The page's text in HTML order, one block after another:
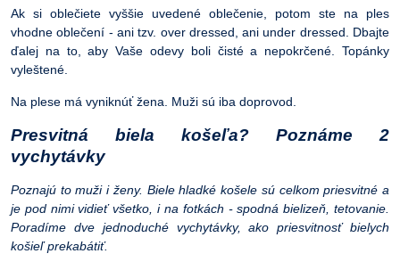
Ak si oblečiete vyššie uvedené oblečenie, potom ste na ples
vhodne oblečení - ani tzv. over dressed, ani under dressed. Dbajte
ďalej na to, aby Vaše odevy boli čisté a nepokrčené. Topánky
vyleštené.
Na plese má vyniknúť žena. Muži sú iba doprovod.
Presvitná biela košeľa? Poznáme 2
vychytávky
Poznajú to muži i ženy. Biele hladké košele sú celkom priesvitné a
je pod nimi vidieť všetko, i na fotkách - spodná bielizeň, tetovanie.
Poradíme dve jednoduché vychytávky, ako priesvitnosť bielych
košieľ prekabátiť.